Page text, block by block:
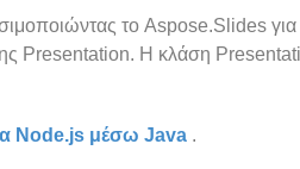
το Aspose.Slides
Presentation. Η κλάση
Node.js μέσω Java .